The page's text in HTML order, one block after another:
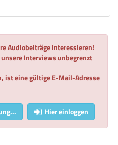
Audiobeiträge interessieren!
Interviews unbegrenzt
ist eine gültige E-Mail-Adresse
Hier einloggen